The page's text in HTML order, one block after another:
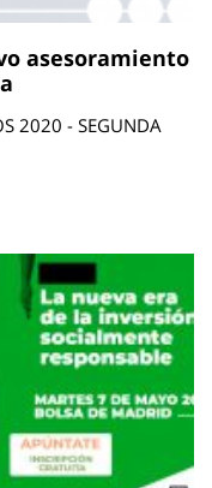
asesoramiento
2020 - SEGUNDA